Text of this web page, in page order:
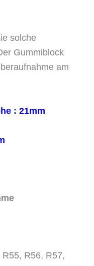
solche
Gummiblock
am
: 21mm
R56, R57,